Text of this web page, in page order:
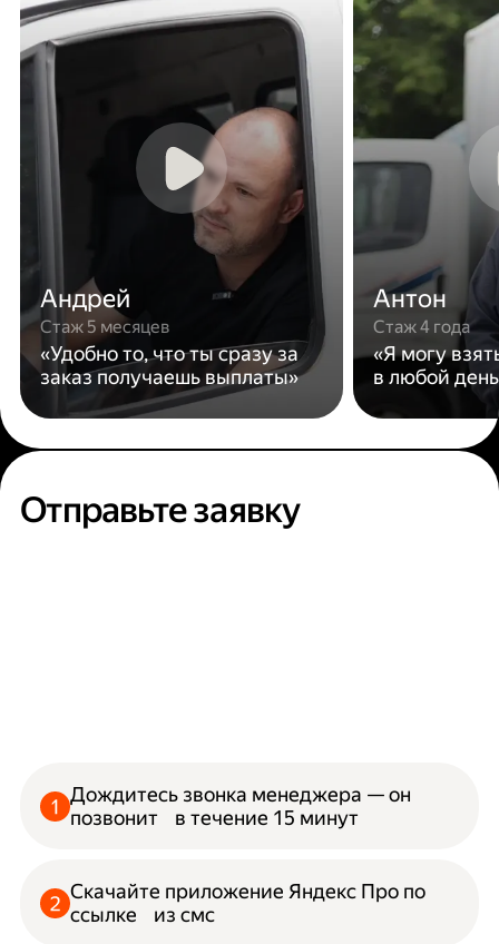
Андрей
Стаж 5 месяцев
«Удобно то, что ты сразу за
заказ получаешь выплаты»
Антон
Стаж 4 года
«Я могу
в любой
Отправьте заявку
Дождитесь звонка менеджера — он
позвонит в течение 15 минут
Скачайте приложение Яндекс Про по
ссылке из смс